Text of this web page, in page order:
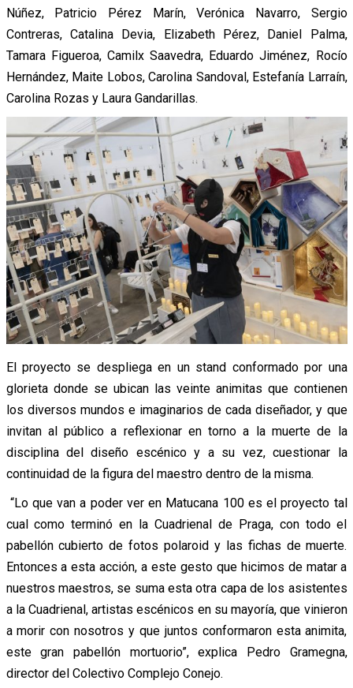
Núñez, Patricio Pérez Marín, Verónica Navarro, Sergio
Contreras, Catalina Devia, Elizabeth Pérez, Daniel Palma,
Tamara Figueroa, Camilx Saavedra, Eduardo Jiménez, Rocío
Hernández, Maite Lobos, Carolina Sandoval, Estefanía Larraín,
Carolina Rozas y Laura Gandarillas.
El proyecto se despliega en un stand conformado por una
glorieta donde se ubican las veinte animitas que contienen
los diversos mundos e imaginarios de cada diseñador, y que
invitan al público a reflexionar en torno a la muerte de la
disciplina del diseño escénico y a su vez, cuestionar la
continuidad de la figura del maestro dentro de la misma.
“Lo que van a poder ver en Matucana 100 es el proyecto tal
cual como terminó en la Cuadrienal de Praga, con todo el
pabellón cubierto de fotos polaroid y las fichas de muerte.
Entonces a esta acción, a este gesto que hicimos de matar a
nuestros maestros, se suma esta otra capa de los asistentes
a la Cuadrienal, artistas escénicos en su mayoría, que vinieron
a morir con nosotros y que juntos conformaron esta animita,
este gran pabellón mortuorio”, explica Pedro Gramegna,
director del Colectivo Complejo Conejo.